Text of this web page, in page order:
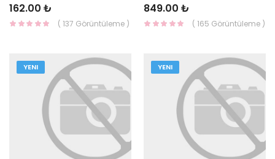
162.00 ₺
( 137 Görüntüleme )
849.00 ₺
( 165 Görüntüleme )
YENI YENI